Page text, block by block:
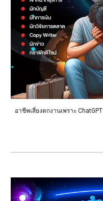
อาชีพเสี่ยงตกงานเพราะ ChatGPT